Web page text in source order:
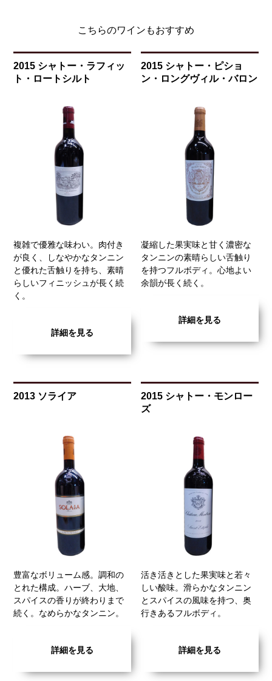
こちらのワインもおすすめ
2015 シャトー・ラフィッ
ト・ロートシルト
複雑で優雅な味わい。肉付き
が良く、しなやかなタンニン
と優れた舌触りを持ち、素晴
らしいフィニッシュが長く続
く。
詳細を見る
2015 シャトー・ピショ
ン・ロングヴィル・バロン
凝縮した果実味と甘く濃密な
タンニンの素晴らしい舌触り
を持つフルボディ。心地よい
余韻が長く続く。
詳細を見る
2013 ソライア
豊富なボリューム感。調和の
とれた構成。ハーブ、大地、
スパイスの香りが終わりまで
続く。なめらかなタンニン。
詳細を見る
2015 シャトー・モンロー
ズ
活き活きとした果実味と若々
しい酸味。滑らかなタンニン
とスパイスの風味を持つ、奥
行きあるフルボディ。
詳細を見る